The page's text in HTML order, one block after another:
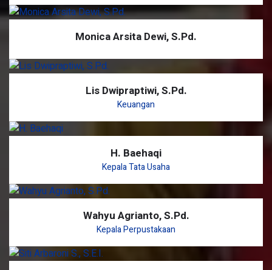
Monica Arsita Dewi, S.Pd.
Lis Dwipraptiwi, S.Pd.
Keuangan
H. Baehaqi
Kepala Tata Usaha
Wahyu Agrianto, S.Pd.
Kepala Perpustakaan